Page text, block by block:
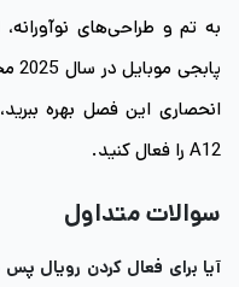
به تم و طراحی‌های
انحصاری این فصل بهره
A12 را فعال کنید.
سوالات متداول
آیا برای فعال کردن رویال